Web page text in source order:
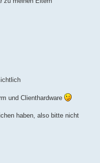
und Clienthardware
haben, also bitte nicht